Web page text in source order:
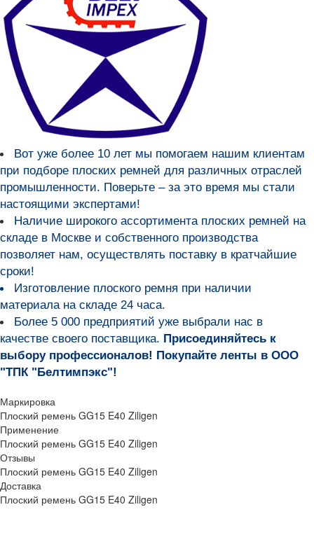
Вот уже более 10 лет мы помогаем нашим клиентам
при подборе плоских ремней для различных отраслей
промышленности. Поверьте – за это время мы стали
настоящими экспертами!
Наличие широкого ассортимента плоских ремней на
складе в Москве и собственного производства
позволяет нам, осуществлять поставку в кратчайшие
сроки!
Изготовление плоского ремня при наличии
материала на складе 24 часа.
Более 5 000 предприятий уже выбрали нас в
качестве своего поставщика. Присоединяйтесь к
выбору профессионалов! Покупайте ленты в ООО
"ТПК "Белтимпэкс"!
Маркировка
Плоский ремень GG15 E40 Ziligen
Применение
Плоский ремень GG15 E40 Ziligen
Отзывы
Плоский ремень GG15 E40 Ziligen
Доставка
Плоский ремень GG15 E40 Ziligen